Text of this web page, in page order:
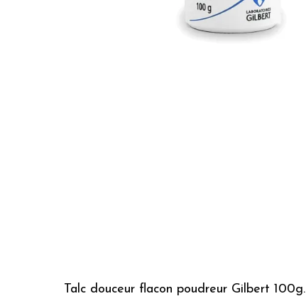
Talc douceur flacon poudreur Gilbert 100g.